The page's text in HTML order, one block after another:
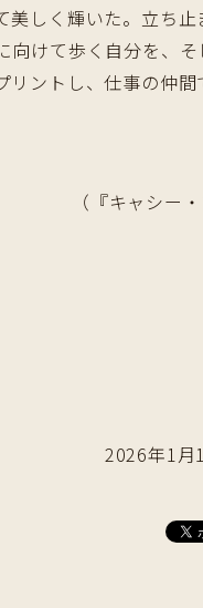
しく輝いた。立ち止
けて歩く自分を、
ントし、仕事の仲
（『キャシー
2026年1月